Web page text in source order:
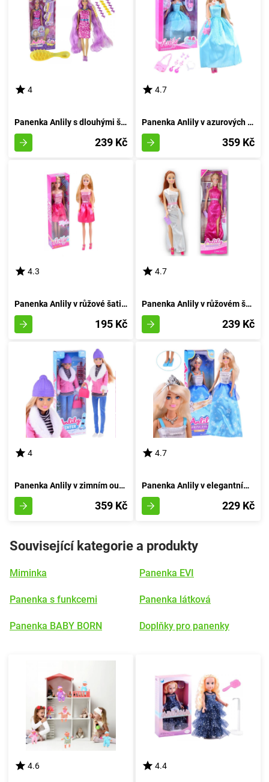
4
Panenka Anlily s dlouhými švestkovými vlákny
239 Kč
4.7
Panenka Anlily v azurových večerních šatech
359 Kč
4.3
Panenka Anlily v růžové šatičce
195 Kč
4.7
Panenka Anlily v růžovém šatě s květinovými zdobeními
239 Kč
4
Panenka Anlily v zimním outfitu
359 Kč
4.7
Panenka Anlily v elegantním oděvu a koruně
229 Kč
Související kategorie a produkty
Miminka
Panenka s funkcemi
Panenka BABY BORN
Panenka EVI
Panenka látková
Doplňky pro panenky
4.6 4.4